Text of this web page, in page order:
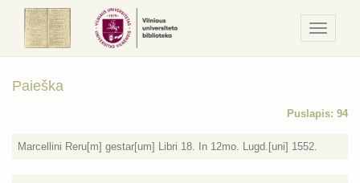
/
Meniu
Paieška
Puslapis: 94
Marcellini Reru[m] gestar[um] Libri 18. In 12mo. Lugd.[uni] 1552.